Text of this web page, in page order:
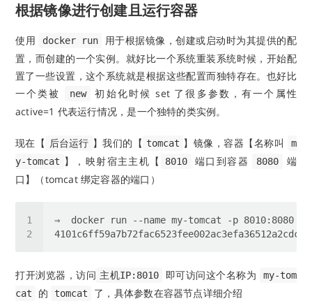
根据镜像进行创建且运行容器
使用 docker run
用于根据镜像，创建或启动时为其提供的配
置，而创建的一个实例。就好比一个系统重装系统时候，开始配
置了一些设置，这个系统就是根据这些配置而独特存在。也好比
一个类被
new
初始化时候 set 了很多参数，有一个属性
active=1 代表运行情况，是一个独特的类实例。
现在【 后台运行 】我们的【 tomcat 】镜像，容器【名称叫
m
y-tomcat 】，映射宿主主机【 8010 端口到容器 8080
端
口】（tomcat 绑定容器的端口）
打开浏览器，访问 主机IP:8010 即可访问这个名称为
my-tom
cat
的 tomcat
了，具体参数在容器节点详细介绍